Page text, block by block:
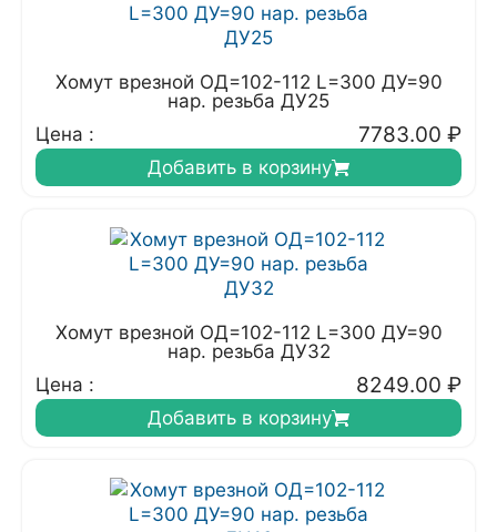
Хомут врезной ОД=102-112 L=300 ДУ=90
нар. резьба ДУ25
Цена :
7783.00 ₽
Добавить в корзину
Хомут врезной ОД=102-112 L=300 ДУ=90
нар. резьба ДУ32
Цена :
8249.00 ₽
Добавить в корзину